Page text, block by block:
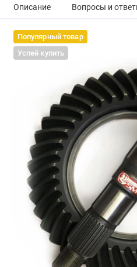
Описание Вопросы и
Популярный товар
Успей купить